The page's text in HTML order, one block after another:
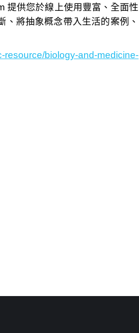
提供您於線上使用豐富、全面性
將抽象概念帶入生活的案例、
resource/biology-and-medicine-